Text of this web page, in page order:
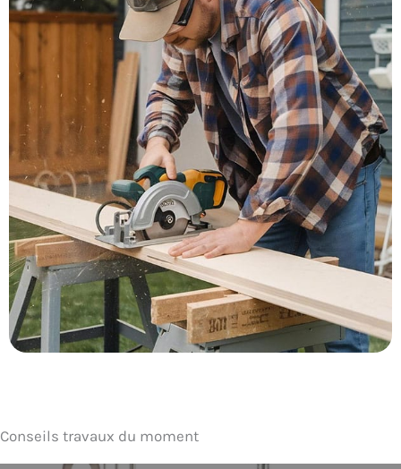
Conseils travaux du moment